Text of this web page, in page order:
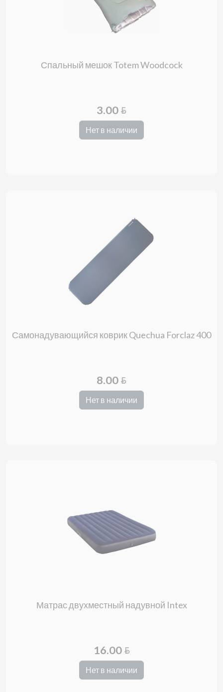
Спальный мешок Totem Woodcock
3.00 BYN
Нет в наличии
Самонадувающийся коврик Quechua Forclaz 400
8.00 BYN
Нет в наличии
Матрас двухместный надувной Intex
16.00 BYN
Нет в наличии